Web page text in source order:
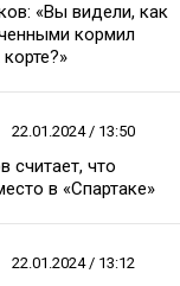
«Вы видели, как
кормил
22.01.2024 / 13:50
считает, что
в «Спартаке»
22.01.2024 / 13:12